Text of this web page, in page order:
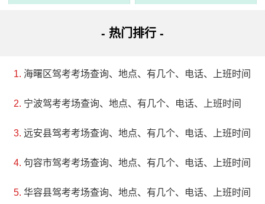
- 热门排行 -
海曙区驾考考场查询、地点、有几个、电话、上班时间
宁波驾考考场查询、地点、有几个、电话、上班时间
远安县驾考考场查询、地点、有几个、电话、上班时间
句容市驾考考场查询、地点、有几个、电话、上班时间
华容县驾考考场查询、地点、有几个、电话、上班时间